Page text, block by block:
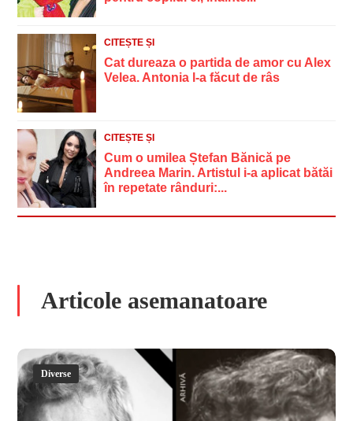
CITEȘTE ȘI
Cat dureaza o partida de amor cu Alex
Velea. Antonia l-a făcut de râs
CITEȘTE ȘI
Cum o umilea Ștefan Bănică pe
Andreea Marin. Artistul i-a aplicat bătăi
în repetate rânduri:...
Articole asemanatoare
Diverse